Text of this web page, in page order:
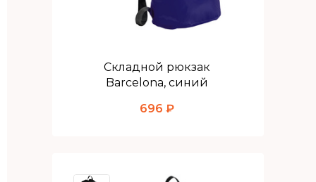
Складной рюкзак
Barcelona, синий
696 ₽